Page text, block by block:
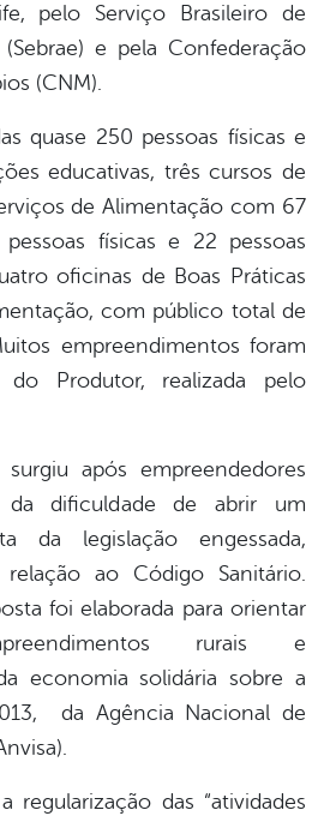
pelo Serviço Brasileiro de
e pela Confederação
(CNM).
quase 250 pessoas físicas e
educativas, três cursos de
de Alimentação com 67
físicas e 22 pessoas
oficinas de Boas Práticas
com público total de
empreendimentos foram
Produtor, realizada pelo
após empreendedores
da dificuldade de abrir um
da legislação engessada,
ao Código Sanitário.
foi elaborada para orientar
rurais e
economia solidária sobre a
da Agência Nacional de
regularização das “atividades